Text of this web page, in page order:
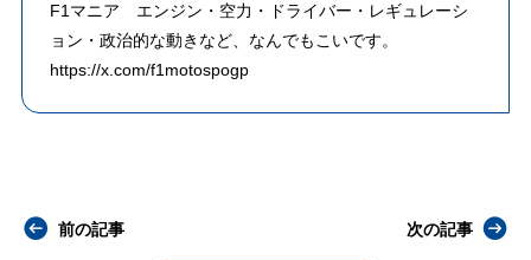
F1マニア エンジン・空力・ドライバー・レギュレーシ
ョン・政治的な動きなど、なんでもこいです。
https://x.com/f1motospogp
前の記事 次の記事